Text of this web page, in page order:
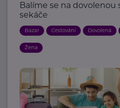
Balíme se na dovolenou
sekáče
Bazar Cestování Dovolená
Žena